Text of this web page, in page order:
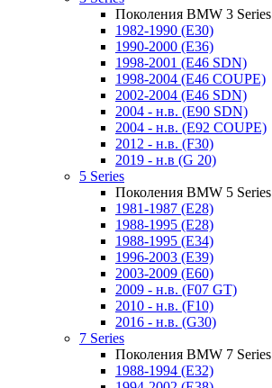
Поколения BMW 3 Series
1982-1990 (E30)
1990-2000 (E36)
1998-2001 (E46 SDN)
1998-2004 (E46 COUPE)
2002-2004 (E46 SDN)
2004 - н.в. (E90 SDN)
2004 - н.в. (E92 COUPE)
2012 - н.в. (F30)
2019 - н.в (G 20)
5 Series
Поколения BMW 5 Series
1981-1987 (E28)
1988-1995 (E28)
1988-1995 (E34)
1996-2003 (E39)
2003-2009 (E60)
2009 - н.в. (F07 GT)
2010 - н.в. (F10)
2016 - н.в. (G30)
7 Series
Поколения BMW 7 Series
1988-1994 (E32)